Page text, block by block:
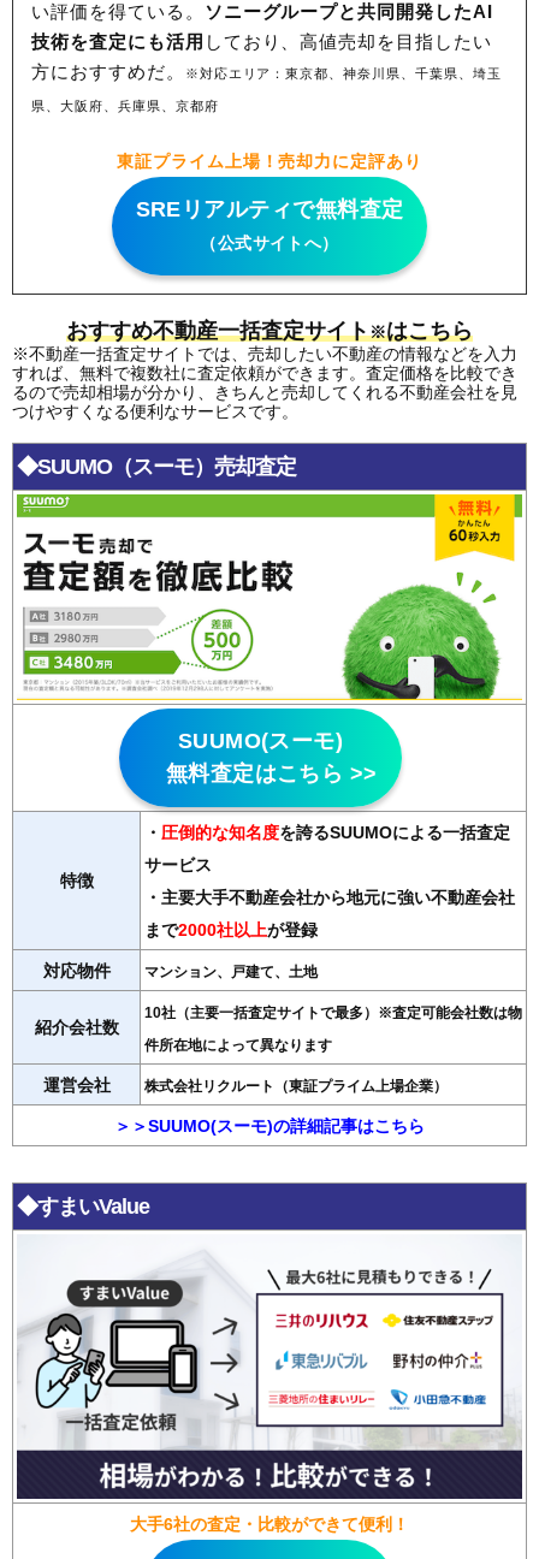
い評価を得ている。 ソニーグループと共同開発したAI
技術を査定にも活用 しており、高値売却を目指したい
方におすすめだ。
※対応エリア：東京都、神奈川県、千葉県、埼玉
県、大阪府、兵庫県、京都府
東証プライム上場！売却力に定評あり
SREリアルティで無料査定
（公式サイトへ）
おすすめ不動産一括査定サイト※はこちら
※不動産一括査定サイトでは、売却したい不動産の情報などを入力
すれば、無料で複数社に査定依頼ができます。査定価格を比較でき
るので売却相場が分かり、きちんと売却してくれる不動産会社を見
つけやすくなる便利なサービスです。
◆SUUMO（スーモ）売却査定
SUUMO(スーモ)
無料査定はこちら >>
特徴
・ 圧倒的な知名度を誇るSUUMOによる一括査定
サービス
・主要大手不動産会社から地元に強い不動産会社
まで2000社以上が登録
対応物件 マンション、戸建て、土地
紹介会社数
10社（主要一括査定サイトで最多）※査定可能会社数は物
件所在地によって異なります
運営会社 株式会社リクルート（東証プライム上場企業）
＞＞SUUMO(スーモ)の詳細記事はこちら
◆すまいValue
大手6社の査定・比較ができて便利！